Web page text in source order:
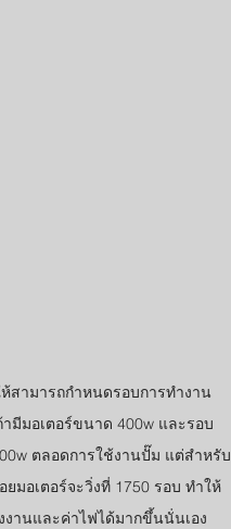
มีมอเตอร์ขนาด 400w และรอบ
ตลอดการใช้งานปั๊ม แต่สำหรับ
มอเตอร์จะวิ่งที่ 1750 รอบ ทำให้
งานและค่าไฟได้มากขึ้นนั่นเอง